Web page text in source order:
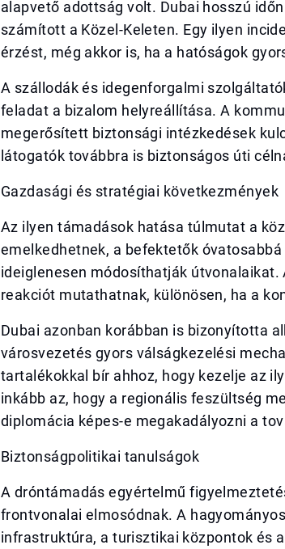
alapvető adottság volt. Dubai hosszú
számított a Közel-Keleten. Egy ilyen
érzést, még akkor is, ha a hatóságok
A szállodák és idegenforgalmi
feladat a bizalom helyreállítása. A
megerősített biztonsági intézkedések
látogatók továbbra is biztonságos úti
Gazdasági és stratégiai következmények
Az ilyen támadások hatása túlmutat a
emelkedhetnek, a befektetők
ideiglenesen módosíthatják
reakciót mutathatnak, különösen, ha a
Dubai azonban korábban is bizonyította
városvezetés gyors válságkezelési
tartalékokkal bír ahhoz, hogy kezelje az
inkább az, hogy a regionális feszültség
diplomácia képes-e megakadályozni a
Biztonságpolitikai tanulságok
A dróntámadás egyértelmű
frontvonalai elmosódnak. A
infrastruktúra, a turisztikai központok és